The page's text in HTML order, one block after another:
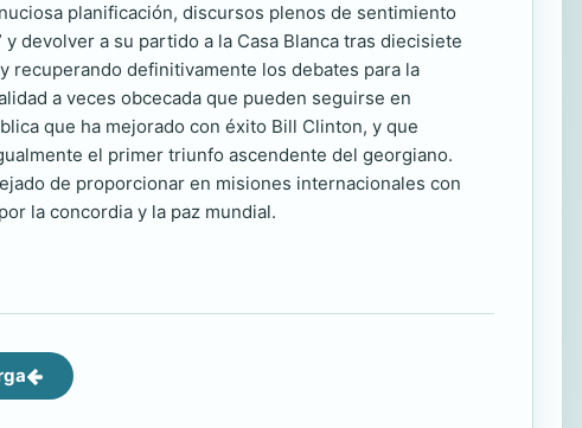
planificación, discursos plenos de sentimiento
devolver a su partido a la Casa Blanca tras diecisiete
recuperando definitivamente los debates para la
a veces obcecada que pueden seguirse en
que ha mejorado con éxito Bill Clinton, y que
el primer triunfo ascendente del georgiano.
de proporcionar en misiones internacionales con
la concordia y la paz mundial.